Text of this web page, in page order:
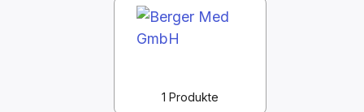
1 Produkte